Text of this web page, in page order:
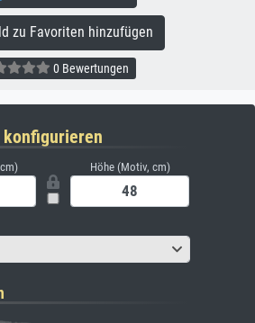
Favoriten hinzufügen
0 Bewertungen
Höhe (Motiv, cm)